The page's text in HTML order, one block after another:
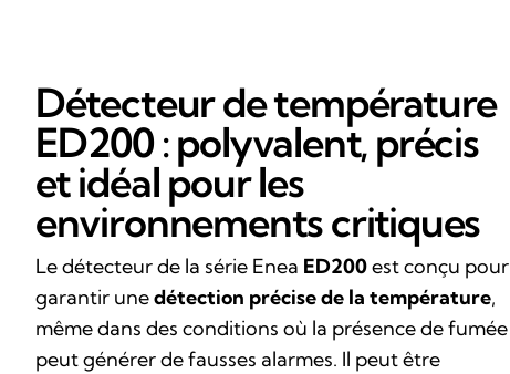
Détecteur de température
ED200 : polyvalent, précis
et idéal pour les
environnements critiques
Le détecteur de la série Enea ED200est conçu pour
garantir unedétection précise de la température,
même dans des conditions où la présence de fumée
peut générer de fausses alarmes. Il peut être